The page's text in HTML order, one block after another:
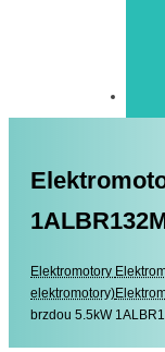
Elektromotory
elektromotory)
brzdou 5.5kW